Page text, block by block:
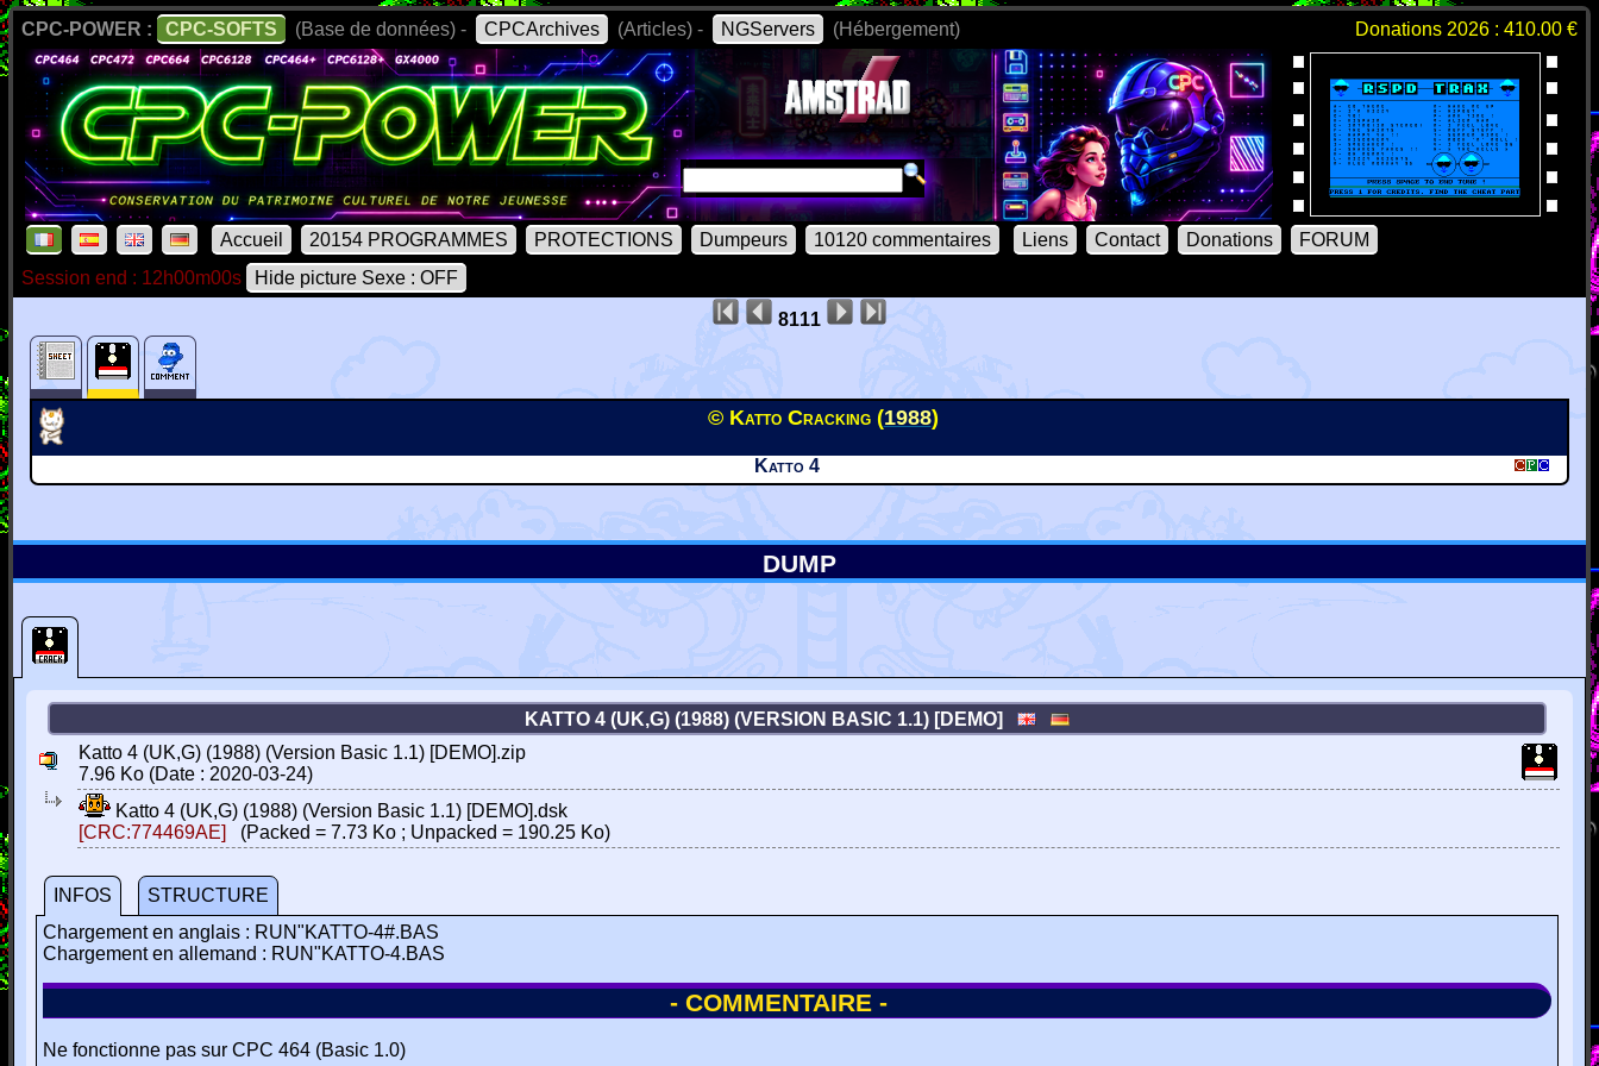
CPC-POWER : CPC-SOFTS (Base de données) - CPCArchives (Articles) - NGServers (Hébergement) Donations 2026 : 410.00 €
Accueil 20154 PROGRAMMES PROTECTIONS Dumpeurs 10120 commentaires Liens Contact Donations
FORUM
Session end : 12h00m00s
Hide picture Sexe : OFF
8111
© Katto Cracking (1988)
Katto 4
DUMP
KATTO 4 (UK,G) (1988) (VERSION BASIC 1.1) [DEMO]
Katto 4 (UK,G) (1988) (Version Basic 1.1) [DEMO].zip
7.96 Ko (Date : 2020-03-24)
Katto 4 (UK,G) (1988) (Version Basic 1.1) [DEMO].dsk
[CRC:774469AE]
(Packed = 7.73 Ko ; Unpacked = 190.25 Ko)
INFOS
STRUCTURE
Chargement en anglais : RUN"KATTO-4#.BAS
Chargement en allemand : RUN"KATTO-4.BAS
- COMMENTAIRE -
Ne fonctionne pas sur CPC 464 (Basic 1.0)